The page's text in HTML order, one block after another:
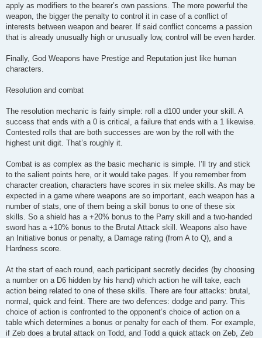
apply as modifiers to the bearer’s own passions. The more powerful the
weapon, the bigger the penalty to control it in case of a conflict of
interests between weapon and bearer. If said conflict concerns a passion
that is already unusually high or unusually low, control will be even harder.
Finally, God Weapons have Prestige and Reputation just like human
characters.
Resolution and combat
The resolution mechanic is fairly simple: roll a d100 under your skill. A
success that ends with a 0 is critical, a failure that ends with a 1 likewise.
Contested rolls that are both successes are won by the roll with the
highest unit digit. That’s roughly it.
Combat is as complex as the basic mechanic is simple. I’ll try and stick
to the salient points here, or it would take pages. If you remember from
character creation, characters have scores in six melee skills. As may be
expected in a game where weapons are so important, each weapon has a
number of stats, one of them being a skill bonus to one of these six
skills. So a shield has a +20% bonus to the Parry skill and a two-handed
sword has a +10% bonus to the Brutal Attack skill. Weapons also have
an Initiative bonus or penalty, a Damage rating (from A to Q), and a
Hardness score.
At the start of each round, each participant secretly decides (by choosing
a number on a D6 hidden by his hand) which action he will take, each
action being related to one of these skills. There are four attacks: brutal,
normal, quick and feint. There are two defences: dodge and parry. This
choice of action is confronted to the opponent’s choice of action on a
table which determines a bonus or penalty for each of them. For example,
if Zeb does a brutal attack on Todd, and Todd a quick attack on Zeb, Zeb